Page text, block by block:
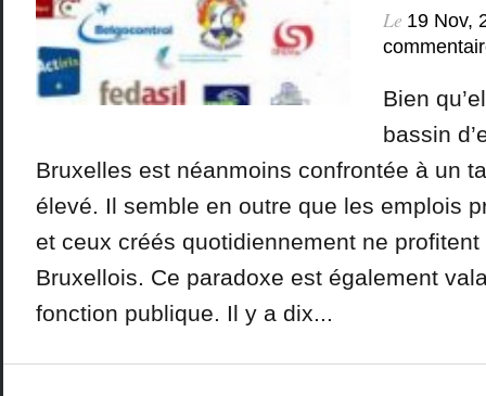
Le 19 Nov,
Bien
bassin
Bruxelles est néanmoins confrontée à un
élevé. Il semble en outre que les emplois
et ceux créés quotidiennement ne
Bruxellois. Ce paradoxe est également
fonction publique. Il y a dix...